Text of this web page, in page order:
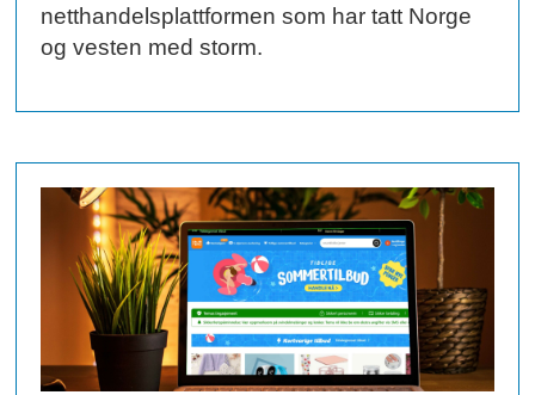
netthandelsplattformen som har tatt Norge
og vesten med storm.